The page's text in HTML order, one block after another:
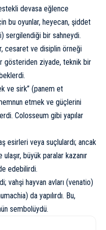
devasa eğlence
bu oyunlar, heyecan, şiddet
sergilendiği bir sahneydi.
cesaret ve disiplin örneği
gösteriden ziyade, teknik bir
ve sirk” (panem et
etmek ve güçlerini
Colosseum gibi yapılar
esirleri veya suçlulardı; ancak
büyük paralar kazanır
edebilirdi.
vahşi hayvan avları (venatio)
da yapılırdı. Bu,
sembolüydü.